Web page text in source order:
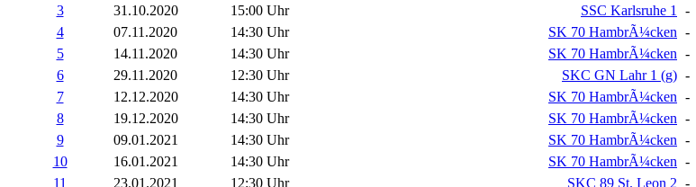
3
31.10.2020 15:00 Uhr SSC Karlsruhe 1 -
4
07.11.2020 14:30 Uhr SK 70 HambrÃ¼cken -
5
14.11.2020 14:30 Uhr SK 70 HambrÃ¼cken -
6
29.11.2020 12:30 Uhr SKC GN Lahr 1 (g) -
7
12.12.2020 14:30 Uhr SK 70 HambrÃ¼cken -
8
19.12.2020 14:30 Uhr SK 70 HambrÃ¼cken -
9
09.01.2021 14:30 Uhr SK 70 HambrÃ¼cken -
10
16.01.2021 14:30 Uhr SK 70 HambrÃ¼cken -
11
23.01.2021 12:30 Uhr SKC 89 St. Leon 2 -